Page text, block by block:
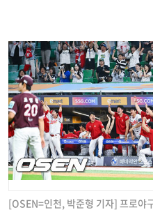
[OSEN=인천, 박준형 기자] 프로야